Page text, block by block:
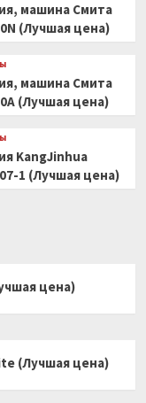
машина Смита
(Лучшая цена)
машина Смита
(Лучшая цена)
KangJinhua
1 (Лучшая цена)
цена)
(Лучшая цена)